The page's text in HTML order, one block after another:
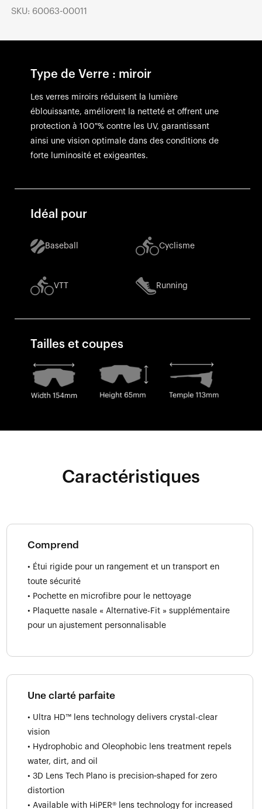
SKU: 60063-00011
Type de Verre : miroir
Les verres miroirs réduisent la lumière
éblouissante, améliorent la netteté et offrent une
protection à 100 % contre les UV, garantissant
ainsi une vision optimale dans des conditions de
forte luminosité et exigeantes.
Idéal pour
Baseball Cyclisme
VTT Running
Tailles et coupes
Caractéristiques
Comprend
• Étui rigide pour un rangement et un transport en
toute sécurité
• Pochette en microfibre pour le nettoyage
• Plaquette nasale « Alternative-Fit » supplémentaire
pour un ajustement personnalisable
Une clarté parfaite
• Ultra HD™ lens technology delivers crystal-clear
vision
• Hydrophobic and Oleophobic lens treatment repels
water, dirt, and oil
• 3D Lens Tech Plano is precision‑shaped for zero
distortion
• Available with HiPER® lens technology for increased